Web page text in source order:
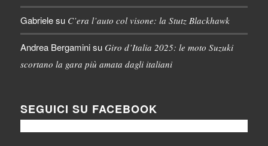
Gabrielesu C’era l’auto col visone: la Stutz Blackhawk
Andrea Bergaminisu Giro d’Italia 2025: le moto Suzuki
scortano la gara più amata dagli italiani
SEGUICI SU FACEBOOK